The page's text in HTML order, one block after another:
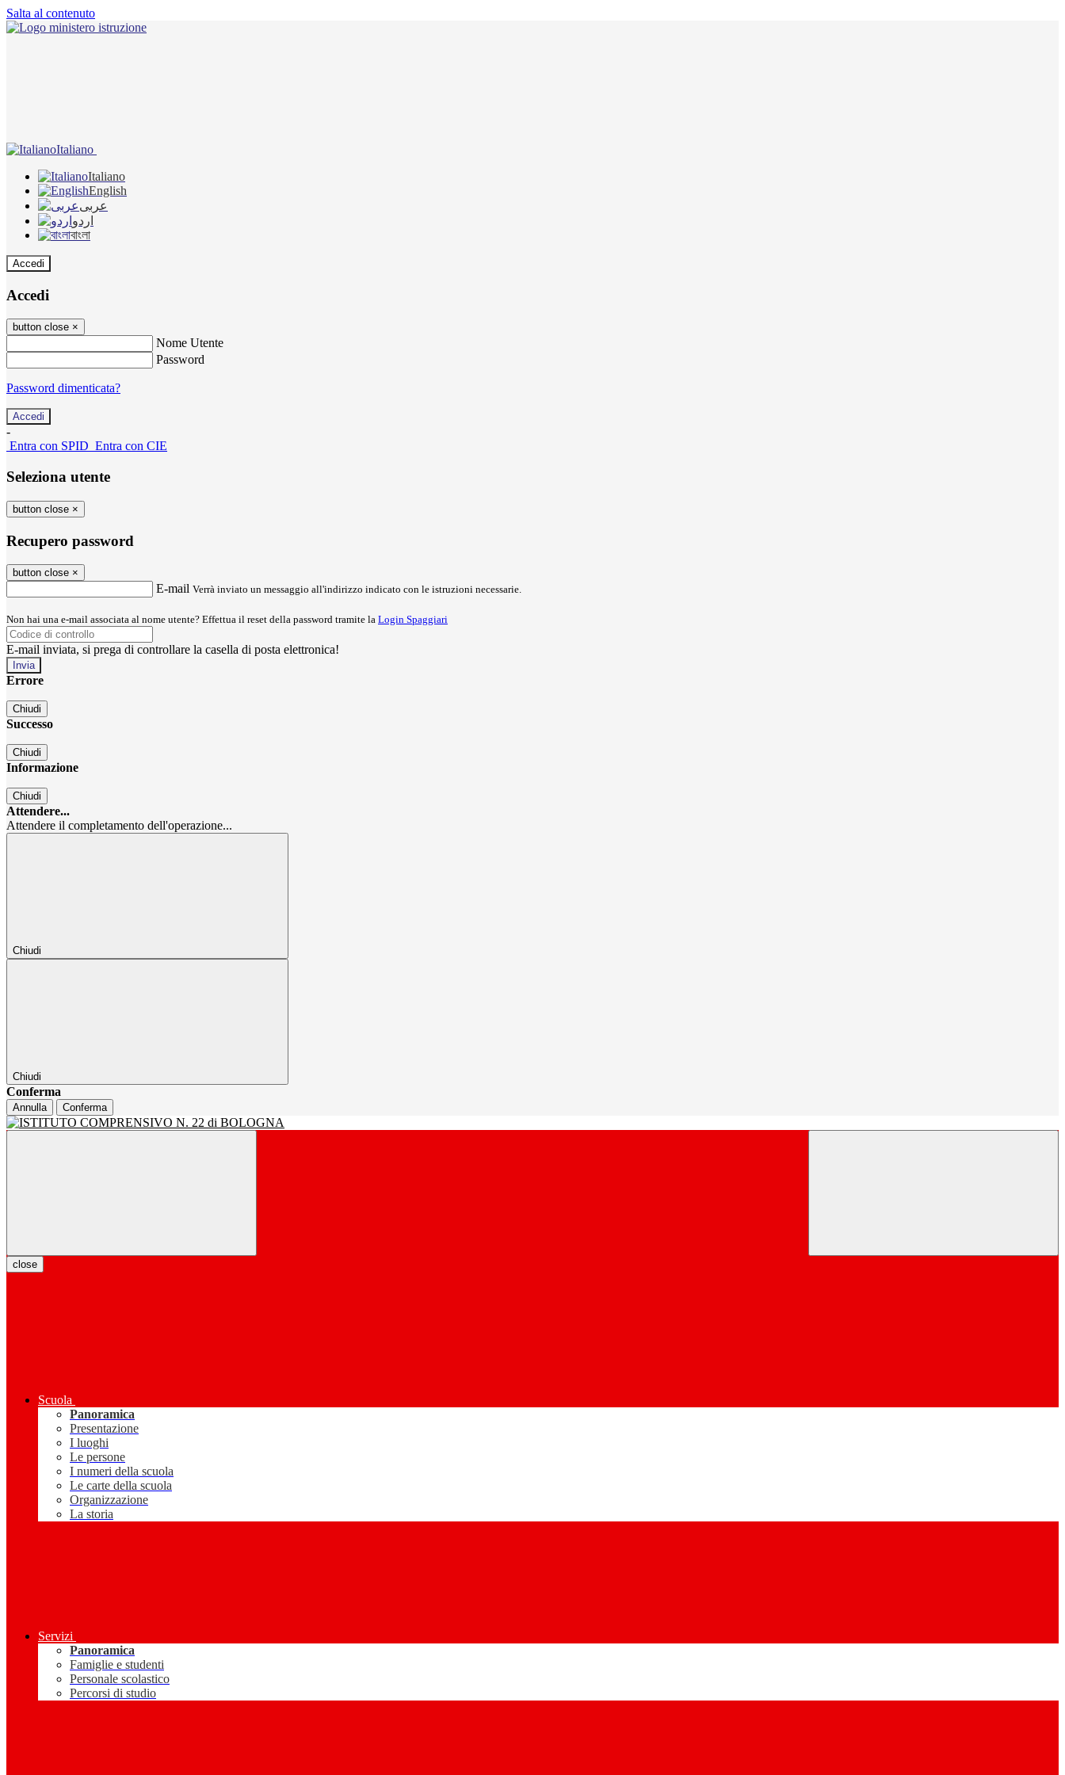
Salta al contenuto
Italiano
Italiano
English
عربى
اردو
বাংলা
Accedi
Accedi
button close ×
Nome Utente
Password
Password dimenticata?
-
Entra con SPID Entra con CIE
Seleziona utente
button close ×
Recupero password
button close ×
E-mail Verrà inviato un messaggio all'indirizzo indicato con le istruzioni necessarie.
Non hai una e-mail associata al nome utente? Effettua il reset della password tramite la Login Spaggiari
E-mail inviata, si prega di controllare la casella di posta elettronica!
Errore
Chiudi
Successo
Chiudi
Informazione
Chiudi
Attendere...
Attendere il completamento dell'operazione...
Chiudi
Chiudi
Conferma
Annulla Conferma
close
Scuola
Panoramica
Presentazione
I luoghi
Le persone
I numeri della scuola
Le carte della scuola
Organizzazione
La storia
Servizi
Panoramica
Famiglie e studenti
Personale scolastico
Percorsi di studio